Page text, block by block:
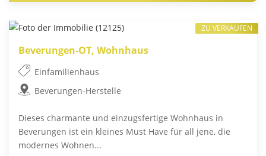
Beverungen-OT, Wohnhaus
Einfamilienhaus
Beverungen-Herstelle
Dieses charmante und einzugsfertige Wohnhaus in
Beverungen ist ein kleines Must Have für all jene, die
modernes Wohnen...
ZU VERKAUFEN